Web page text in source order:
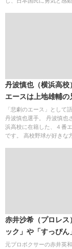
丹波慎也（横浜高校
エースは上地雄輔の
存在。渡辺監督は
に・・・。
「悲劇のエース」として
丹波慎也選手。 丹波慎也
浜高校に在籍した、４番
です。 高校野球が好きな方
赤井沙希（プロレス
ック」や「すっぴん
人？腹筋と失神に見
元プロボクサーの赤井英